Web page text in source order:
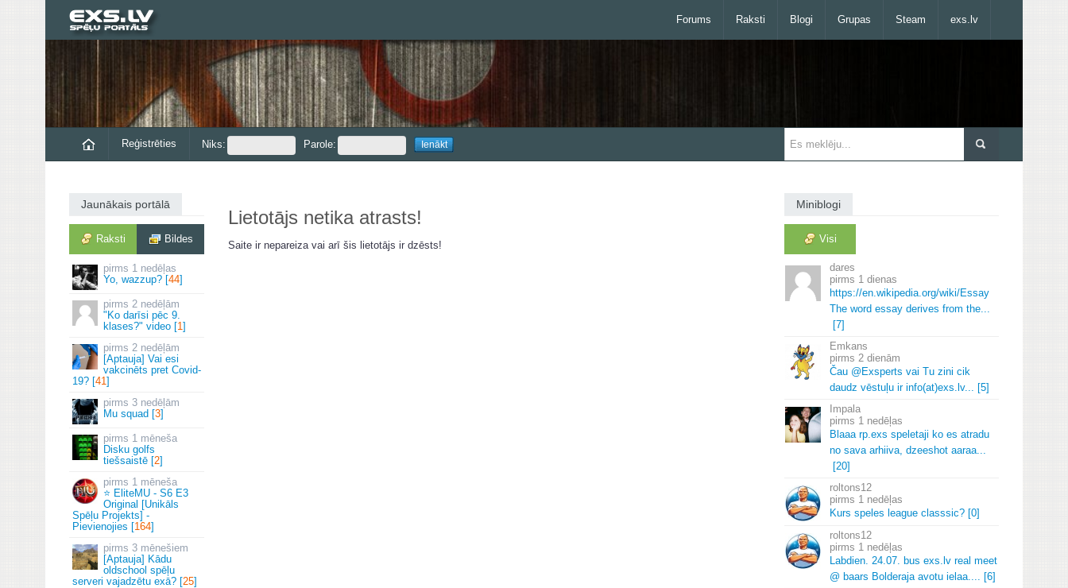
Forums Raksti Blogi Grupas Steam exs.lv
Reģistrēties Niks: Parole:
Jaunākais portālā
Raksti Bildes
1 nedēļas
Yo, wazzup? [44]
2 nedēļām
"Ko darīsi pēc 9.
klases?" video [1]
2 nedēļām
[Aptauja] Vai esi
vakcinēts pret Covid-
19? [41]
3 nedēļām
Mu squad [3]
1 mēneša
Disku golfs
tiešsaistē [2]
1 mēneša
⭐ EliteMU - S6 E3
Original [Unikāls
Spēļu Projekts] -
Pievienojies [164]
3 mēnešiem
[Aptauja] Kādu
oldschool spēļu
serveri vajadzētu exā? [25]
Lietotājs netika atrasts!
Saite ir nepareiza vai arī šis lietotājs ir dzēsts!
Miniblogi
Visi
dares
1 dienas
https://en.wikipedia.org/wiki/Essay
The word essay derives from the...
[7]
Emkans
2 dienām
Čau @Exsperts vai Tu zini cik
daudz vēstuļu ir info(at)exs. lv... [5]
Impala
1 nedēļas
Blaaa rp.exs speletaji ko es atradu
no sava arhiiva, dzeeshot aaraa...
[20]
roltons12
1 nedēļas
Kurs speles league classsic? [0]
roltons12
1 nedēļas
Labdien. 24.07. bus exs. lv real meet
@ baars Bolderaja avotu ielaa.... [6]